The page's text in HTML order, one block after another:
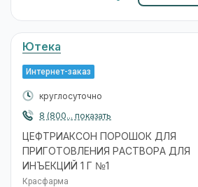
Ютека
Интернет-заказ
круглосуточно
8 (800... показать
ЦЕФТРИАКСОН ПОРОШОК ДЛЯ
ПРИГОТОВЛЕНИЯ РАСТВОРА ДЛЯ
ИНЪЕКЦИЙ 1 Г №1
Красфарма